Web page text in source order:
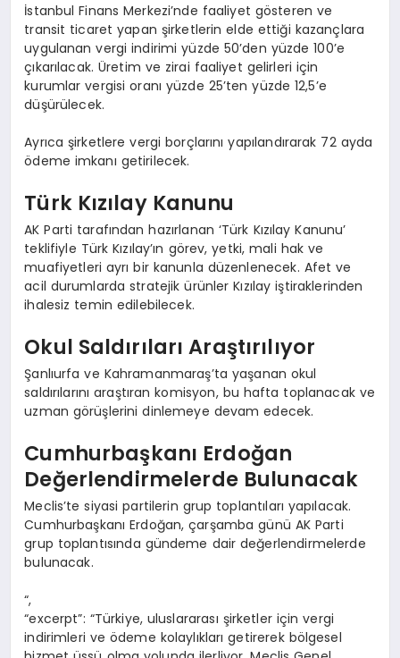
İstanbul Finans Merkezi’nde faaliyet gösteren ve
transit ticaret yapan şirketlerin elde ettiği kazançlara
uygulanan vergi indirimi yüzde 50’den yüzde 100’e
çıkarılacak. Üretim ve zirai faaliyet gelirleri için
kurumlar vergisi oranı yüzde 25’ten yüzde 12,5’e
düşürülecek.
Ayrıca şirketlere vergi borçlarını yapılandırarak 72 ayda
ödeme imkanı getirilecek.
Türk Kızılay Kanunu
AK Parti tarafından hazırlanan ‘Türk Kızılay Kanunu’
teklifiyle Türk Kızılay’ın görev, yetki, mali hak ve
muafiyetleri ayrı bir kanunla düzenlenecek. Afet ve
acil durumlarda stratejik ürünler Kızılay iştiraklerinden
ihalesiz temin edilebilecek.
Okul Saldırıları Araştırılıyor
Şanlıurfa ve Kahramanmaraş’ta yaşanan okul
saldırılarını araştıran komisyon, bu hafta toplanacak ve
uzman görüşlerini dinlemeye devam edecek.
Cumhurbaşkanı Erdoğan
Değerlendirmelerde Bulunacak
Meclis’te siyasi partilerin grup toplantıları yapılacak.
Cumhurbaşkanı Erdoğan, çarşamba günü AK Parti
grup toplantısında gündeme dair değerlendirmelerde
bulunacak.
“,
“excerpt”: “Türkiye, uluslararası şirketler için vergi
indirimleri ve ödeme kolaylıkları getirerek bölgesel